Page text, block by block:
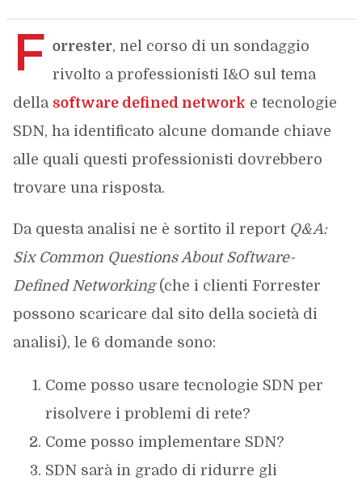
F orrester, nel corso di un sondaggio
rivolto a professionisti I&O sul tema
della software defined network e tecnologie
SDN, ha identificato alcune domande chiave
alle quali questi professionisti dovrebbero
trovare una risposta.
Da questa analisi ne è sortito il report Q&A:
Six Common Questions About Software-
Defined Networking(che i clienti Forrester
possono scaricare dal sito della società di
analisi), le 6 domande sono:
Come posso usare tecnologie SDN per
risolvere i problemi di rete?
Come posso implementare SDN?
SDN sarà in grado di ridurre gli